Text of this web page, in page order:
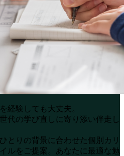
経験しても大丈夫。
代の学び直しに寄り添い伴走し
とりの背景に合わせた個別カリ
ルをご提案。あなたに最適な勉